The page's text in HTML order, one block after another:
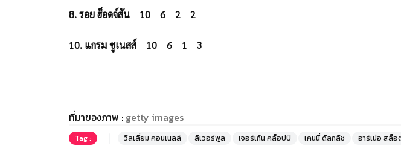
8. รอย ฮ็อดจ์สัน 10 6 2 2
10. แกรม ซูเนสส์ 10 6 1 3
ที่มาของภาพ : getty images
Tag : วิลเลี่ยม คอนเนลล์ ลิเวอร์พูล เจอร์เก้น คล็อปป์ เคนนี่ ดัลกลิช อาร์เน่อ สล็อ